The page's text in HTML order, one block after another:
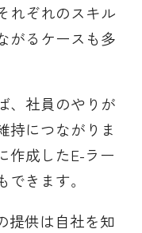
れぞれのスキル
がるケースも多
、社員のやりが
持につながりま
作成したE-ラー
きます。
提供は自社を知